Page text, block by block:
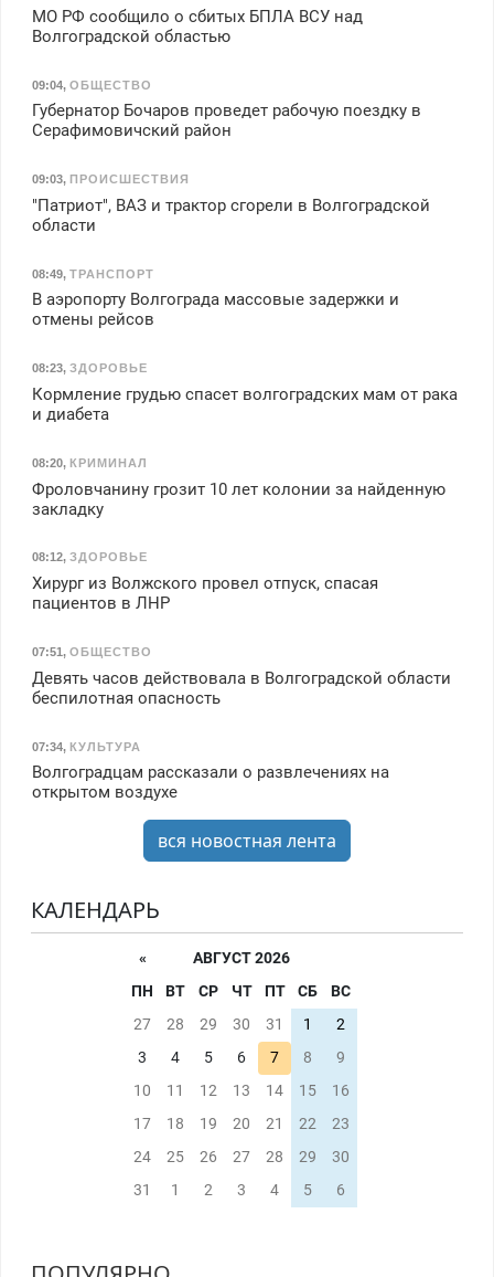
МО РФ сообщило о сбитых БПЛА ВСУ над
Волгоградской областью
09:04, ОБЩЕСТВО
Губернатор Бочаров проведет рабочую поездку в
Серафимовичский район
09:03, ПРОИСШЕСТВИЯ
"Патриот", ВАЗ и трактор сгорели в Волгоградской
области
08:49, ТРАНСПОРТ
В аэропорту Волгограда массовые задержки и
отмены рейсов
08:23, ЗДОРОВЬЕ
Кормление грудью спасет волгоградских мам от рака
и диабета
08:20, КРИМИНАЛ
Фроловчанину грозит 10 лет колонии за найденную
закладку
08:12, ЗДОРОВЬЕ
Хирург из Волжского провел отпуск, спасая
пациентов в ЛНР
07:51, ОБЩЕСТВО
Девять часов действовала в Волгоградской области
беспилотная опасность
07:34, КУЛЬТУРА
Волгоградцам рассказали о развлечениях на
открытом воздухе
вся новостная лента
КАЛЕНДАРЬ
«
АВГУСТ 2026
ПН
ВТ СР ЧТ ПТ СБ
ВС
27
28 29 30 31 1
2
3
4 5 6 7 8
9
10
11 12 13 14 15
16
17
18 19 20 21 22
23
24
25 26 27 28 29
30
31
1 2 3 4 5 6